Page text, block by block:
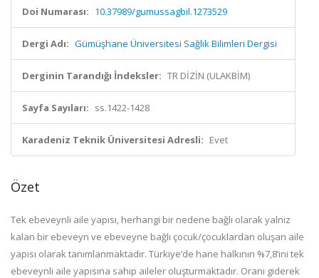
Doi Numarası: 10.37989/gumussagbil.1273529
Dergi Adı: Gümüşhane Üniversitesi Sağlık Bilimleri Dergisi
Derginin Tarandığı İndeksler: TR DİZİN (ULAKBİM)
Sayfa Sayıları: ss.1422-1428
Karadeniz Teknik Üniversitesi Adresli: Evet
Özet
Tek ebeveynli aile yapısı, herhangi bir nedene bağlı olarak yalnız
kalan bir ebeveyn ve ebeveyne bağlı çocuk/çocuklardan oluşan aile
yapısı olarak tanımlanmaktadır. Türkiye’de hane halkının %7,8’ini tek
ebeveynli aile yapısına sahip aileler oluşturmaktadır. Oranı giderek